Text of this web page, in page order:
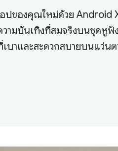
ของคุณใหม่ด้วย Android
ามบันเทิงที่สมจริงบนชุดหูฟั
บาและสะดวกสบายบนแว่น